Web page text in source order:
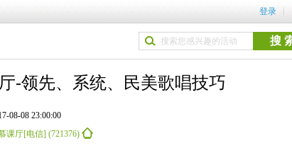
登录
-领先、系统、民美歌唱技巧
08-08 23:00:00
课厅[电信] (721376)